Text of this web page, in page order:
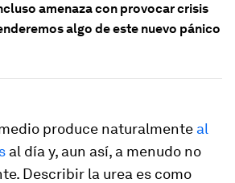
amenaza con provocar crisis
algo de este nuevo pánico
produce naturalmente al
al día y, aun así, a menudo no
Describir la urea es como